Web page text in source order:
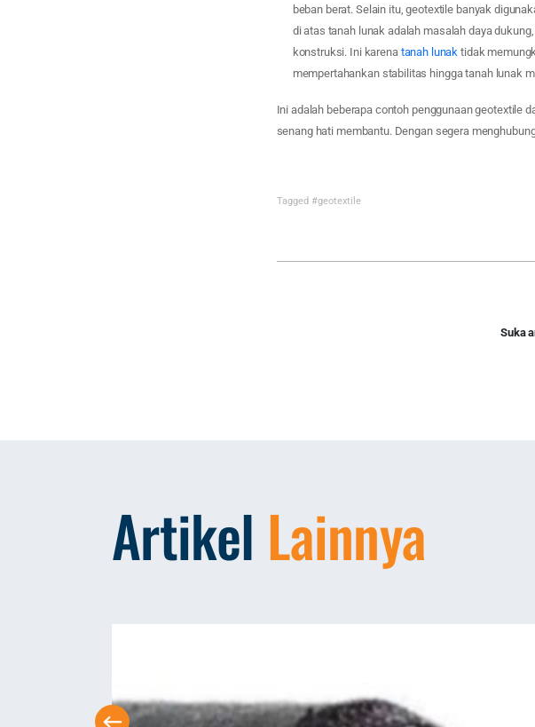
beban berat. Selain itu, geotextile banyak
di atas tanah lunak adalah masalah daya
konstruksi. Ini karena tanah lunak tidak
mempertahankan stabilitas hingga tanah lunak
Ini adalah beberapa contoh penggunaan geotextile
senang hati membantu. Dengan segera
Tagged #geotextile
Suka
Artikel Lainnya